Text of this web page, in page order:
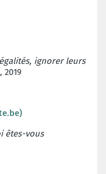
ignorer leurs
êtes-vous